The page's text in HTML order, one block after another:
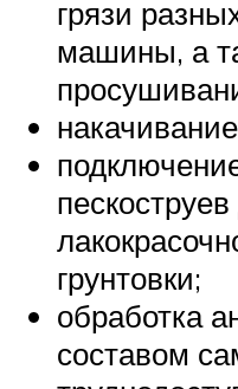
грязи
машины, а
грунтовки;
обработка
составом